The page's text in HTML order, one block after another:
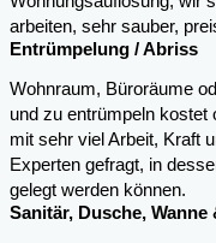
arbeiten, sehr sauber,
Entrümpelung / Abriss
Wohnraum, Büroräume
und zu entrümpeln kostet
mit sehr viel Arbeit, Kraft
Experten gefragt, in
gelegt werden können.
Sanitär, Dusche,